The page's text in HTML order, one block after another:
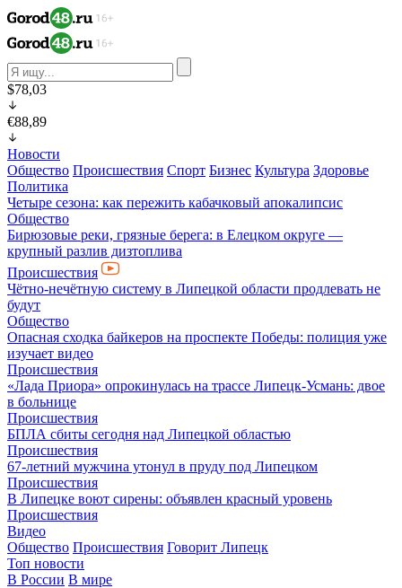
$78,03
€88,89
Новости
Общество Происшествия Спорт Бизнес Культура Здоровье
Политика
Четыре сезона: как пережить кабачковый апокалипсис
Общество
Бирюзовые реки, грязные берега: в Елецком округе —
крупный разлив дизтоплива
Происшествия
Чётно-нечётную систему в Липецкой области продлевать не
будут
Общество
Опасная сходка байкеров на проспекте Победы: полиция уже
изучает видео
Происшествия
«Лада Приора» опрокинулась на трассе Липецк-Усмань: двое
в больнице
Происшествия
БПЛА сбиты сегодня над Липецкой областью
Происшествия
67-летний мужчина утонул в пруду под Липецком
Происшествия
В Липецке воют сирены: объявлен красный уровень
Происшествия
Видео
Общество Происшествия Говорит Липецк
Топ новости
В России В мире